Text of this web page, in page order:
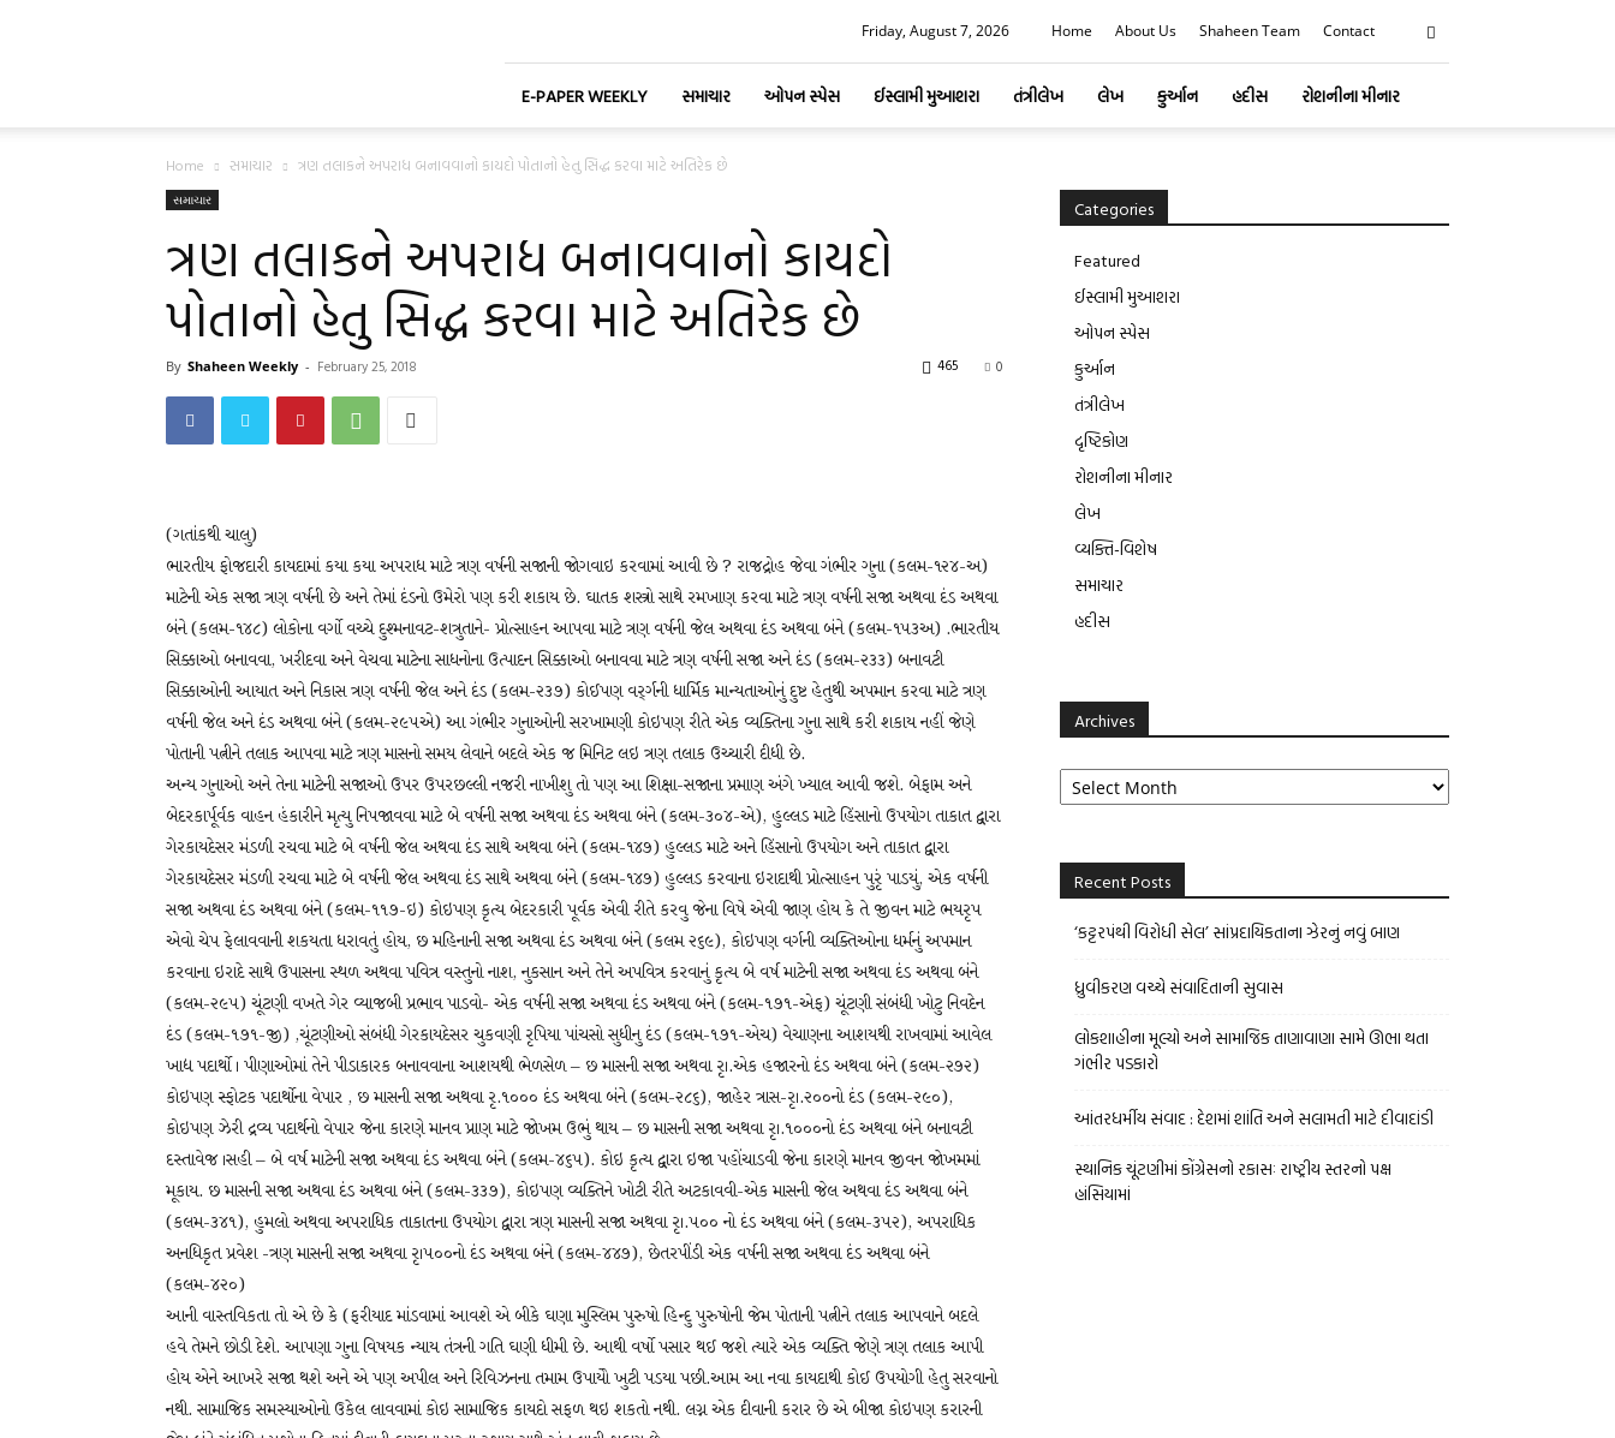
Friday, August 7, 2026 Home About Us Shaheen Team Contact
E-PAPER WEEKLY સમાચાર ઓપન સ્પેસ ઈસ્લામી મુઆશરા તંત્રીલેખ લેખ કુર્આન હદીસ રોશનીના મીનાર
Home સમાચાર ત્રણ તલાકને અપરાધ બનાવવાનો કાયદો પોતાનો હેતુ સિદ્ધ કરવા માટે અતિરેક છે
સમાચાર
ત્રણ તલાકને અપરાધ બનાવવાનો કાયદો
પોતાનો હેતુ સિદ્ધ કરવા માટે અતિરેક છે
By Shaheen Weekly - February 25, 2018 0
465
(ગતાંકથી ચાલુ)
ભારતીય ફોજદારી કાયદામાં કયા કયા અપરાધ માટે ત્રણ વર્ષની સજાની જોગવાઇ કરવામાં આવી છે ? રાજદ્રોહ જેવા ગંભીર ગુના (કલમ-૧૨૪-અ)
માટેની એક સજા ત્રણ વર્ષની છે અને તેમાં દંડનો ઉમેરો પણ કરી શકાય છે. ઘાતક શસ્ત્રો સાથે રમખાણ કરવા માટે ત્રણ વર્ષની સજા અથવા દંડ અથવા
બંને (કલમ-૧૪૮) લોકોના વર્ગો વચ્ચે દુશ્મનાવટ-શત્રુતાને- પ્રોત્સાહન આપવા માટે ત્રણ વર્ષની જેલ અથવા દંડ અથવા બંને (કલમ-૧૫૩અ) .ભારતીય
સિક્કાઓ બનાવવા, ખરીદવા અને વેચવા માટેના સાધનોના ઉત્પાદન સિક્કાઓ બનાવવા માટે ત્રણ વર્ષની સજા અને દંડ (કલમ-૨૩૩) બનાવટી
સિક્કાઓની આયાત અને નિકાસ ત્રણ વર્ષની જેલ અને દંડ (કલમ-૨૩૭) કોઈપણ વર્ર્ગની ધાર્મિક માન્યતાઓનું દુષ્ટ હેતુથી અપમાન કરવા માટે ત્રણ
વર્ષની જેલ અને દંડ અથવા બંને (કલમ-૨૯૫એ) આ ગંભીર ગુનાઓની સરખામણી કોઇપણ રીતે એક વ્યક્તિના ગુના સાથે કરી શકાય નહીં જેણે
પોતાની પત્નીને તલાક આપવા માટે ત્રણ માસનો સમય લેવાને બદલે એક જ મિનિટ લઇ ત્રણ તલાક ઉચ્ચારી દીધી છે.
અન્ય ગુનાઓ અને તેના માટેની સજાઓ ઉપર ઉપરછલ્લી નજરી નાખીશુ તો પણ આ શિક્ષા-સજાના પ્રમાણ અંગે ખ્યાલ આવી જશે. બેફામ અને
બેદરકાર્પૂર્વક વાહન હંકારીને મૃત્યુ નિપજાવવા માટે બે વર્ષની સજા અથવા દંડ અથવા બંને (કલમ-૩૦૪-એ), હુલ્લડ માટે હિંસાનો ઉપયોગ તાકાત દ્વારા
ગેરકાયદેસર મંડળી રચવા માટે બે વર્ષની જેલ અથવા દંડ સાથે અથવા બંને (કલમ-૧૪૭) હુલ્લડ માટે અને હિંસાનો ઉપયોગ અને તાકાત દ્વારા
ગેરકાયદેસર મંડળી રચવા માટે બે વર્ષની જેલ અથવા દંડ સાથે અથવા બંંને (કલમ-૧૪૭) હુલ્લડ કરવાના ઇરાદાથી પ્રોત્સાહન પુરૃં પાડયું, એક વર્ષની
સજા અથવા દંડ અથવા બંને (કલમ-૧૧૭-ઇ) કોઇપણ કૃત્ય બેદરકારી પૂર્વક એવી રીતે કરવુ જેના વિષે એવી જાણ હોય કે તે જીવન માટે ભયરૃપ
એવો ચેપ ફેલાવવાની શકયતા ધરાવતું હોય, છ મહિનાની સજા અથવા દંડ અથવા બંને (કલમ ૨૬૯), કોઇપણ વર્ગની વ્યક્તિઓના ધર્મનું અપમાન
કરવાના ઇરાદે સાથે ઉપાસના સ્થળ અથવા પવિત્ર વસ્તુનો નાશ, નુકસાન અને તેને અપવિત્ર કરવાનું કૃત્ય બે વર્ષ માટેની સજા અથવા દંડ અથવા બંને
(કલમ-૨૯૫) ચૂંટણી વખતે ગેર વ્યાજબી પ્રભાવ પાડવો- એક વર્ષની સજા અથવા દંડ અથવા બંને (કલમ-૧૭૧-એફ) ચૂંટણી સંબંધી ખોટુ નિવદેન
દંડ (કલમ-૧૭૧-જી) ,ચૂંટણીઓ સંબંધી ગેરકાયદેસર ચુકવણી રૃપિયા પાંચસો સુધીનુ દંડ (કલમ-૧૭૧-એચ) વેચાણના આશયથી રાખવામાં આવેલ
ખાદ્ય પદાર્થો । પીણાઓમાં તેને પીડાકારક બનાવવાના આશયથી ભેળસેળ – છ માસની સજા અથવા રૃ।.એક હજારનો દંડ અથવા બંને (કલમ-૨૭૨)
કોઇપણ સ્ફોટક પદાર્થોના વેપાર , છ માસની સજા અથવા રૃ.૧૦૦૦ દંડ અથવા બંને (કલમ-૨૮૬), જાહેર ત્રાસ-રૃ।.૨૦૦નો દંડ (કલમ-૨૯૦),
કોઇપણ ઝેરી દ્રવ્ય પદાર્થનો વેપાર જેના કારણે માનવ પ્રાણ માટે જોખમ ઉભું થાય – છ માસની સજા અથવા રૃ।.૧૦૦૦નો દંડ અથવા બંને બનાવટી
દસ્તાવેજ ।સહી – બે વર્ષ માટેની સજા અથવા દંડ અથવા બંને (કલમ-૪૬૫). કોઇ કૃત્ય દ્વારા ઇજા પહોંચાડવી જેના કારણે માનવ જીવન જોખમમાં
મૂકાય. છ માસની સજા અથવા દંડ અથવા બંને (કલમ-૩૩૭), કોઇપણ વ્યક્તિને ખોટી રીતે અટકાવવી-એક માસની જેલ અથવા દંડ અથવા બંને
(કલમ-૩૪૧), હુમલો અથવા અપરાધિક તાકાતના ઉપયોગ દ્વારા ત્રણ માસની સજા અથવા રૃ।.૫૦૦ નો દંડ અથવા બંને (કલમ-૩૫૨), અપરાધિક
અનધિકૃત પ્રવેશ -ત્રણ માસની સજા અથવા રૃ।૫૦૦નો દંડ અથવા બંને (કલમ-૪૪૭), છેતરપીંડી એક વર્ષની સજા અથવા દંડ અથવા બંને
(કલમ-૪૨૦)
આની વાસ્તવિકતા તો એ છે કે (ફરીયાદ માંડવામાં આવશે એ બીકે ઘણા મુસ્લિમ પુરુષો હિન્દુ પુરુષોની જેમ પોતાની પત્નીને તલાક આપવાને બદલે
હવે તેમને છોડી દેશે. આપણા ગુના વિષયક ન્યાય તંત્રની ગતિ ઘણી ધીમી છે. આથી વર્ષો પસાર થઈ જશે ત્યારે એક વ્યક્તિ જેણે ત્રણ તલાક આપી
હોય એને આખરે સજા થશે અને એ પણ અપીલ અને રિવિઝનના તમામ ઉપાયોે ખુટી પડયા પછી.આમ આ નવા કાયદાથી કોઈ ઉપયોગી હેતુ સરવાનો
નથી. સામાજિક સમસ્યાઓનો ઉકેલ લાવવામાં કોઇ સામાજિક કાયદો સફળ થઇ શકતો નથી. લગ્ન એક દીવાની કરાર છે એ બીજા કોઇપણ કરારની
Categories
Featured
ઈસ્લામી મુઆશરા
ઓપન સ્પેસ
કુર્આન
તંત્રીલેખ
દૃષ્ટિકોણ
રોશનીના મીનાર
લેખ
વ્યક્તિ-વિશેષ
સમાચાર
હદીસ
Archives
Archives
Recent Posts
‘કટ્ટરપંથી વિરોધી સેલ’ સાંપ્રદાયિકતાના ઝેરનું નવું બાણ
ધ્રુવીકરણ વચ્ચે સંવાદિતાની સુવાસ
લોકશાહીના મૂલ્યો અને સામાજિક તાણાવાણા સામે ઊભા થતા
ગંભીર પડકારો
આંતરધર્મીય સંવાદ : દેશમાં શાંતિ અને સલામતી માટે દીવાદાંડી
સ્થાનિક ચૂંટણીમાં કોંગ્રેસનો રકાસઃ રાષ્ટ્રીય સ્તરનો પક્ષ
હાંસિયામાં